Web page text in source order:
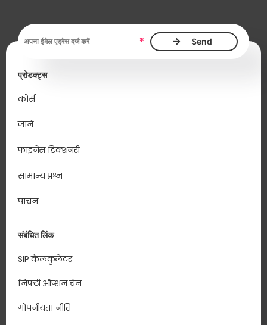
ईमेल एड्रेस आवश्यक है *
प्रोडक्ट्स
कोर्स
जानें
फाइनेंस डिक्शनरी
सामान्य प्रश्न
पाचन
संबंधित लिंक
SIP कैलकुलेटर
निफ्टी ऑप्शन चेन
गोपनीयता नीति